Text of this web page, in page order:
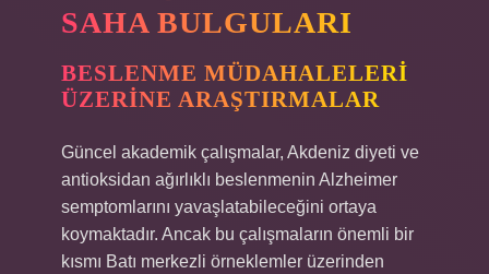
SAHA BULGULARI
BESLENME MÜDAHALELERI
ÜZERINE ARAŞTIRMALAR
Güncel akademik çalışmalar, Akdeniz diyeti ve
antioksidan ağırlıklı beslenmenin Alzheimer
semptomlarını yavaşlatabileceğini ortaya
koymaktadır. Ancak bu çalışmaların önemli bir
kısmı Batı merkezli örneklemler üzerinden